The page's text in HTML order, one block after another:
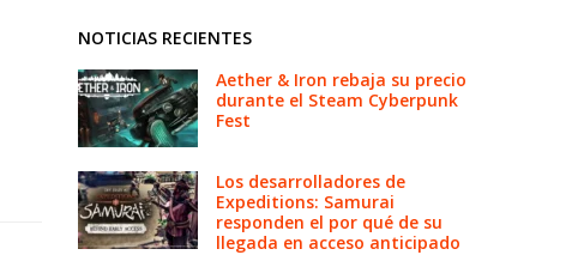
NOTICIAS RECIENTES
Aether & Iron rebaja su precio
durante el Steam Cyberpunk
Fest
Los desarrolladores de
Expeditions: Samurai
responden el por qué de su
llegada en acceso anticipado